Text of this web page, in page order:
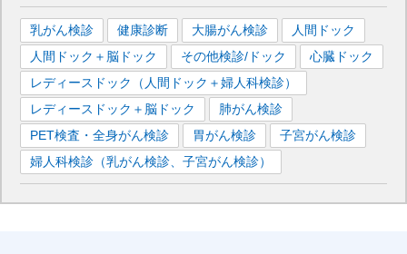
乳がん検診 健康診断 大腸がん検診
人間ドック
人間ドック＋脳ドック
その他検診/ドック
心臓ドック
レディースドック（人間ドック＋婦人科検診）
レディースドック＋脳ドック
肺がん検診
PET検査・全身がん検診
胃がん検診
子宮がん検診
婦人科検診（乳がん検診、子宮がん検診）